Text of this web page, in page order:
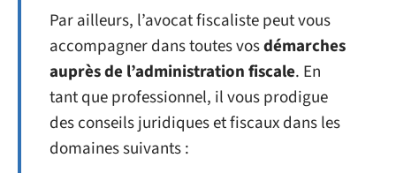
Par ailleurs, l’avocat fiscaliste peut vous
accompagner dans toutes vosdémarches
auprès de l’administration fiscale. En
tant que professionnel, il vous prodigue
des conseils juridiques et fiscaux dans les
domaines suivants :